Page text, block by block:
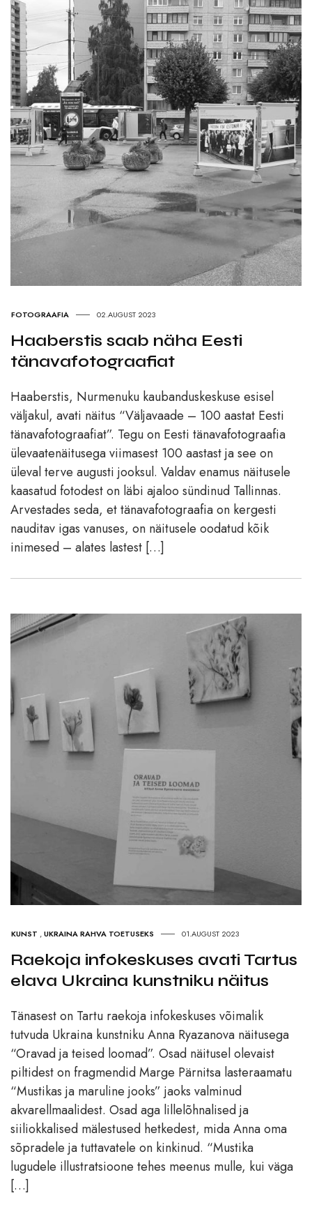
FOTOGRAAFIA 02.AUGUST 2023
Haaberstis saab näha Eesti
tänavafotograafiat
Haaberstis, Nurmenuku kaubanduskeskuse esisel
väljakul, avati näitus “Väljavaade – 100 aastat Eesti
tänavafotograafiat”. Tegu on Eesti tänavafotograafia
ülevaatenäitusega viimasest 100 aastast ja see on
üleval terve augusti jooksul. Valdav enamus näitusele
kaasatud fotodest on läbi ajaloo sündinud Tallinnas.
Arvestades seda, et tänavafotograafia on kergesti
nauditav igas vanuses, on näitusele oodatud kõik
inimesed – alates lastest […]
KUNST ,UKRAINA RAHVA TOETUSEKS 01.AUGUST 2023
Raekoja infokeskuses avati Tartus
elava Ukraina kunstniku näitus
Tänasest on Tartu raekoja infokeskuses võimalik
tutvuda Ukraina kunstniku Anna Ryazanova näitusega
“Oravad ja teised loomad”. Osad näitusel olevaist
piltidest on fragmendid Marge Pärnitsa lasteraamatu
“Mustikas ja maruline jooks” jaoks valminud
akvarellmaalidest. Osad aga lillelõhnalised ja
siiliokkalised mälestused hetkedest, mida Anna oma
sõpradele ja tuttavatele on kinkinud. “Mustika
lugudele illustratsioone tehes meenus mulle, kui väga
[…]